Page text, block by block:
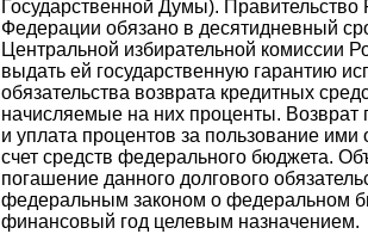
Государственной Думы). Правительство
Федерации обязано в десятидневный
Центральной избирательной комиссии
выдать ей государственную гарантию
обязательства возврата кредитных
начисляемые на них проценты. Возврат
и уплата процентов за пользование ими
счет средств федерального бюджета.
погашение данного долгового
федеральным законом о федеральном
финансовый год целевым назначением.